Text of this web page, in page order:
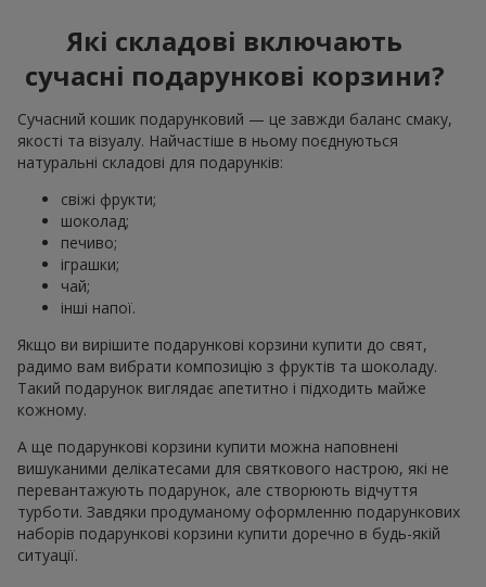
Які складові включають
сучасні подарункові корзини?
Сучасний кошик подарунковий — це завжди баланс смаку,
якості та візуалу. Найчастіше в ньому поєднуються
натуральні складові для подарунків:
свіжі фрукти;
шоколад;
печиво;
іграшки;
чай;
інші напої.
Якщо ви вирішите подарункові корзини купити до свят,
радимо вам вибрати композицію з фруктів та шоколаду.
Такий подарунок виглядає апетитно і підходить майже
кожному.
А ще подарункові корзини купити можна наповнені
вишуканими делікатесами для святкового настрою, які не
перевантажують подарунок, але створюють відчуття
турботи. Завдяки продуманому оформленню подарункових
наборів подарункові корзини купити доречно в будь-якій
ситуації.